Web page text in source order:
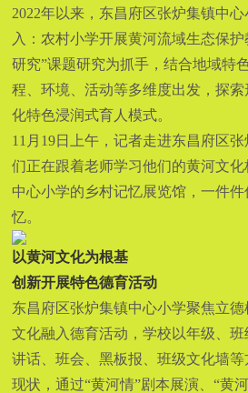
2022年以来，东昌府区张炉集镇中
入：农村小学开展黄河流域生态保
研究”课题研究为抓手，结合地域特
程、环境、活动等多维度出发，探索
化特色浸润式育人模式。
11月19日上午，记者走进东昌府区
们正在跟着老师学习他们的黄河文
中心小学的乡村记忆展览馆，一件
忆。
以黄河文化为根基
创新开展特色德育活动
东昌府区张炉集镇中心小学聚焦立
文化融入德育活动，学校以年级、
讲话、班会、黑板报、班级文化墙
现状，通过“黄河情”剧本展演、“黄